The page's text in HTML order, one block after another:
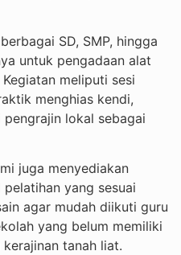
SD, SMP, hingga
untuk pengadaan alat
meliputi sesi
menghias kendi,
lokal sebagai
juga menyediakan
yang sesuai
agar mudah diikuti guru
yang belum memiliki
tanah liat.